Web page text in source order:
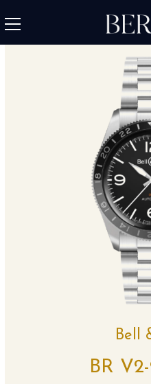
Bell
BR